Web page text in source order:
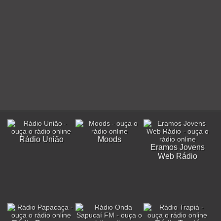
Rádio União
Moods
Eramos Jovens
Web Rádio